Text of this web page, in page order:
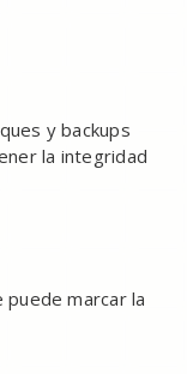
y backups
la integridad
puede marcar la